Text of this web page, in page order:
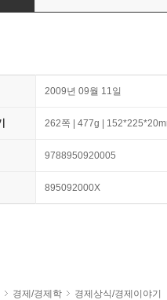
2009년 09월 11일
262쪽 | 477g |
9788950920005
895092000X
경제/경제학
경제상식/경제이야기